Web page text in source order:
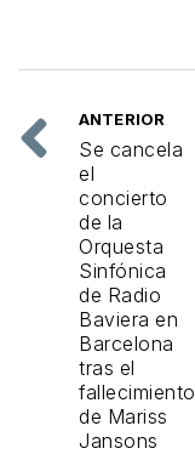
ANTERIOR
Se cancela
el
concierto
de la
Orquesta
Sinfónica
de Radio
Baviera en
Barcelona
tras el
fallecimiento
de Mariss
Jansons